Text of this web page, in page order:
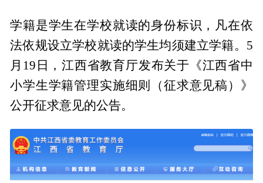
学籍是学生在学校就读的身份标识，凡在依
法依规设立学校就读的学生均须建立学籍。5
月19日，江西省教育厅发布关于《江西省中
小学生学籍管理实施细则（征求意见稿）》
公开征求意见的公告。